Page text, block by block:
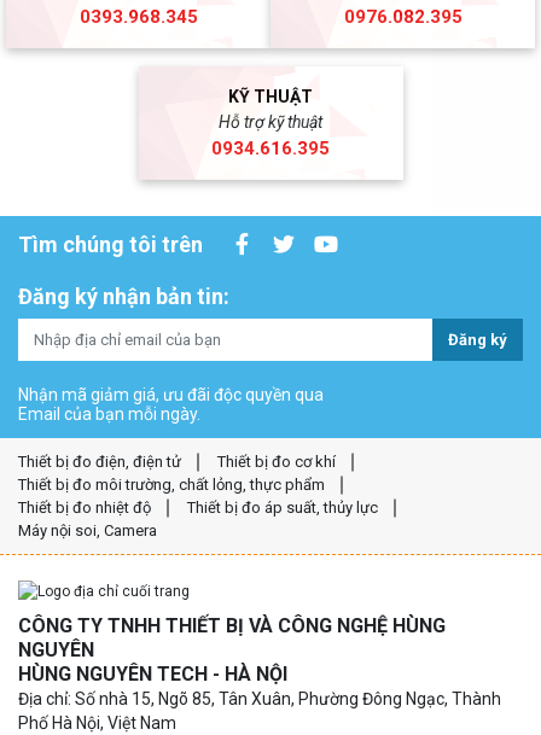
0393.968.345 0976.082.395
KỸ THUẬT
Hỗ trợ kỹ thuật
0934.616.395
Tìm chúng tôi trên
Đăng ký nhận bản tin:
Đăng ký
Nhận mã giảm giá, ưu đãi độc quyền qua
Email của bạn mỗi ngày.
Thiết bị đo điện, điện tử
Thiết bị đo cơ khí
Thiết bị đo môi trường, chất lỏng, thực phẩm
Thiết bị đo nhiệt độ
Thiết bị đo áp suất, thủy lực
Máy nội soi, Camera
CÔNG TY TNHH THIẾT BỊ VÀ CÔNG NGHỆ HÙNG
NGUYÊN
HÙNG NGUYÊN TECH - HÀ NỘI
Địa chỉ: Số nhà 15, Ngõ 85, Tân Xuân, Phường Đông Ngạc, Thành
Phố Hà Nội, Việt Nam